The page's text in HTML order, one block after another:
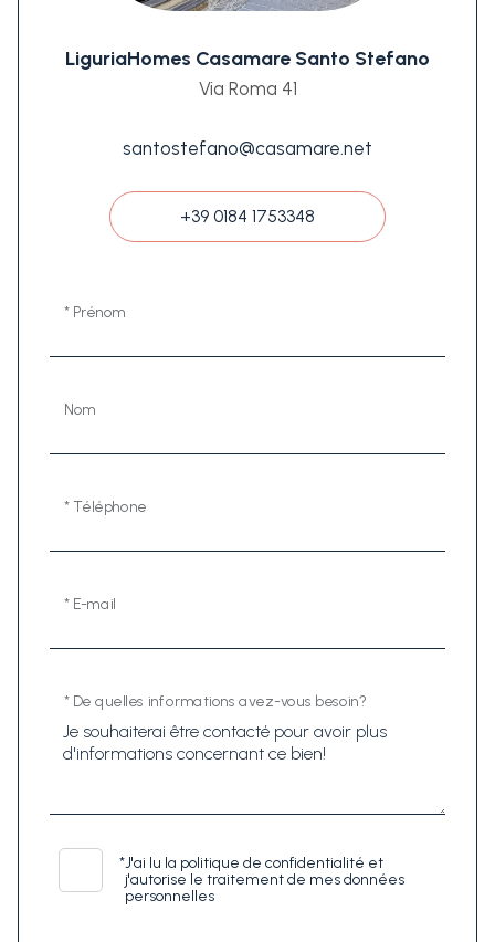
LiguriaHomes Casamare Santo Stefano
Via Roma 41
santostefano@casamare.net
+39 0184 1753348
* Prénom
Nom
* Téléphone
* E-mail
* De quelles informations avez-vous besoin?
*J'ai lu la politique de confidentialité et
j'autorise le traitement de mes données
personnelles